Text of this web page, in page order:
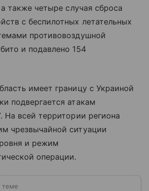
а также четыре случая сброса
с беспилотных летательных
противовоздушной
и подавлено 154
имеет границу с Украиной
подвергается атакам
На всей территории региона
чрезвычайной ситуации
и режим
операции.
теме